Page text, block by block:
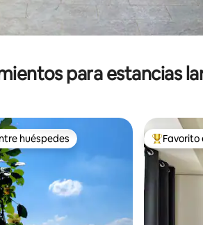
para estancias
en Favorito entre huéspedes
huéspedes De los
Favorito